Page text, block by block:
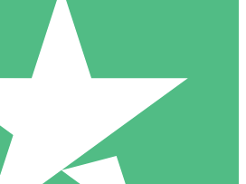
Créditos Individuais
com créditos de download. Sem
1000